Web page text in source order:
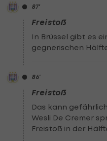
87'
Freistoß
In Brüssel gibt es
gegnerischen
86'
Freistoß
Das kann
Wesli De Cremer
Freistoß in der